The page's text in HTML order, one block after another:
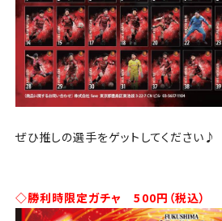
ぜひ推しの選手をゲットしてください♪
◇勝利時限定ガチャ 500円（税込）